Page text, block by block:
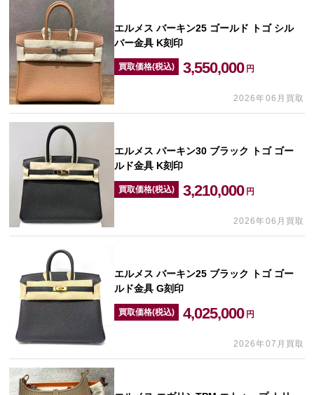
エルメス バーキン25 ゴールド トゴ シル
バー金具 K刻印
買取価格(税込) 3,550,000 円
2026年06月買取
エルメス バーキン30 ブラック トゴ ゴー
ルド金具 K刻印
買取価格(税込) 3,210,000 円
2026年06月買取
エルメス バーキン25 ブラック トゴ ゴー
ルド金具 G刻印
買取価格(税込) 4,025,000 円
2026年07月買取